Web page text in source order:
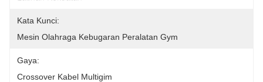
Kata Kunci:
Mesin Olahraga Kebugaran Peralatan Gym
Gaya:
Crossover Kabel Multigim